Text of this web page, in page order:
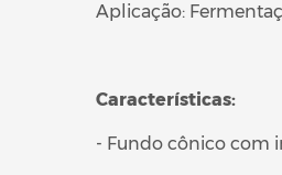
Aplicação:
Características:
- Fundo cônico com